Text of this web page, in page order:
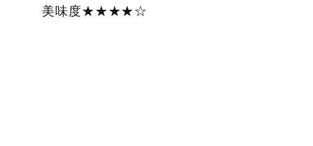
美味度★★★★☆